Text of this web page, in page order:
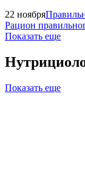
22 ноября
Рацион
Показать еще
Показать еще